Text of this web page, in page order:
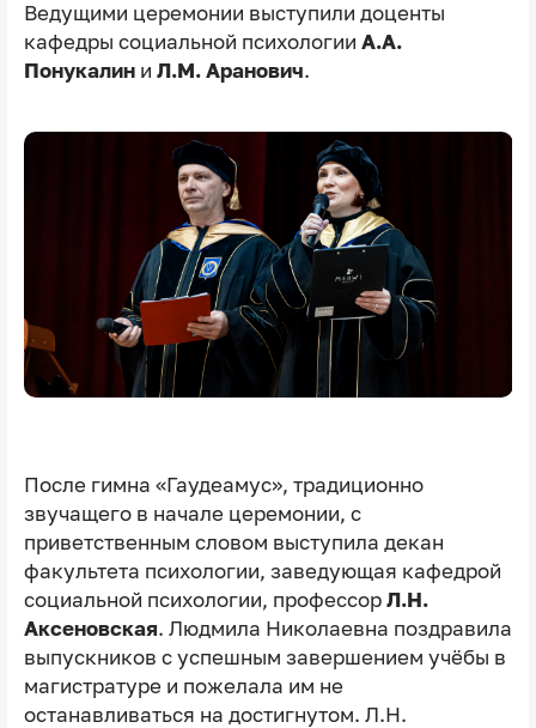
Ведущими церемонии выступили доценты
кафедры социальной психологии А.А.
Понукалини Л.М. Аранович.
После гимна «Гаудеамус», традиционно
звучащего в начале церемонии, с
приветственным словом выступила декан
факультета психологии, заведующая кафедрой
социальной психологии, профессор Л.Н.
Аксеновская. Людмила Николаевна поздравила
выпускников с успешным завершением учёбы в
магистратуре и пожелала им не
останавливаться на достигнутом. Л.Н.